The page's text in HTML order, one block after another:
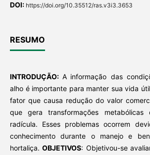
DOI: https://doi.org/10.35512/ras.v3i3.3653
RESUMO
INTRODUÇÃO:A informação das
alho é importante para manter sua vida
fator que causa redução do valor
que gera transformações metabólicas
radícula. Esses problemas ocorrem
conhecimento durante o manejo e
hortaliça.OBJETIVOS: Objetivou-se